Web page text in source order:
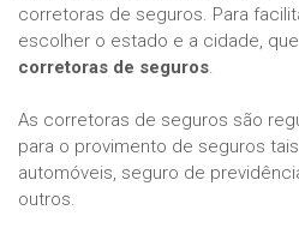
corretoras de seguros. Para
escolher o estado e a cidade,
corretoras de seguros.
As corretoras de seguros são
para o provimento de seguros
automóveis, seguro de
outros.